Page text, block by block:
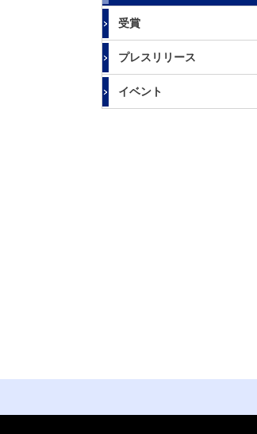
術
大
学
院
大
学
受賞
プレスリリース
イベント